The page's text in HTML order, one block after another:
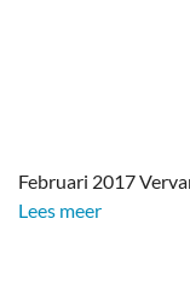
Februari 2017
Lees meer